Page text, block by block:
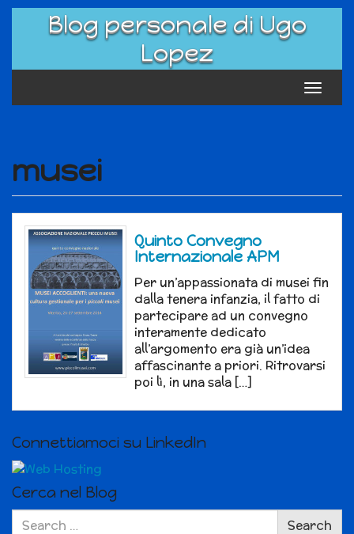
Skip
Blog personale di Ugo
Lopez
Toggle
musei
Quinto Convegno
Internazionale APM
Per un’appassionata di musei fin
dalla tenera infanzia, il fatto di
partecipare ad un convegno
interamente dedicato
all’argomento era già un’idea
affascinante a priori. Ritrovarsi
poi lì, in una sala […]
Connettiamoci su LinkedIn
Cerca nel Blog
Search
for:
Search